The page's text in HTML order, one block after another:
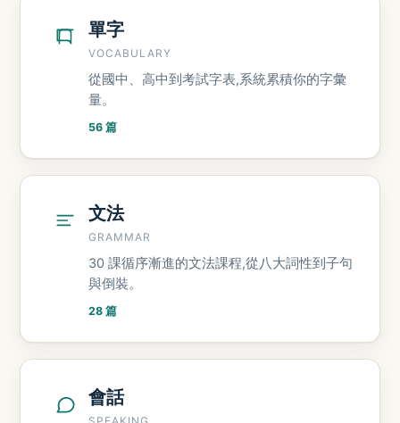
單字
VOCABULARY
從國中、高中到考試字表,系統累積你的字彙
量。
56 篇
文法
GRAMMAR
30 課循序漸進的文法課程,從八大詞性到子句
與倒裝。
28 篇
會話